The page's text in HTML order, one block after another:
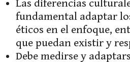
Las diferencias
fundamental adaptar
éticos en el enfoque,
que puedan existir y
Debe medirse y